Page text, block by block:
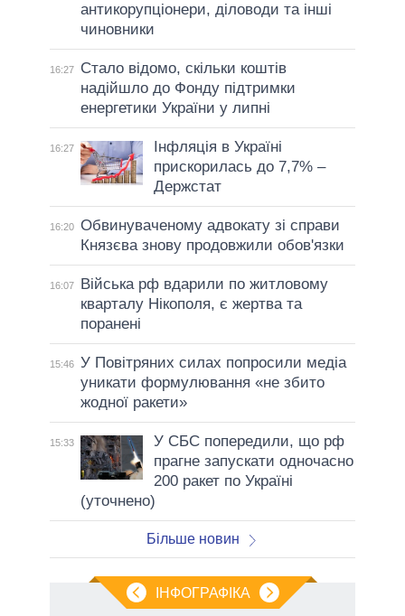
антикорупціонери, діловоди та інші
чиновники
16:27
Стало відомо, скільки коштів
надійшло до Фонду підтримки
енергетики України у липні
16:27
Інфляція в Україні
прискорилась до 7,7% –
Держстат
16:20 Обвинуваченому адвокату зі справи
Князєва знову продовжили обов'язки
16:07
Війська рф вдарили по житловому
кварталу Нікополя, є жертва та
поранені
15:46 У Повітряних силах попросили медіа
уникати формулювання «не збито
жодної ракети»
15:33
У СБС попередили, що рф
прагне запускати одночасно
200 ракет по Україні
(уточнено)
Більше новин
ІНФОГРАФІКА